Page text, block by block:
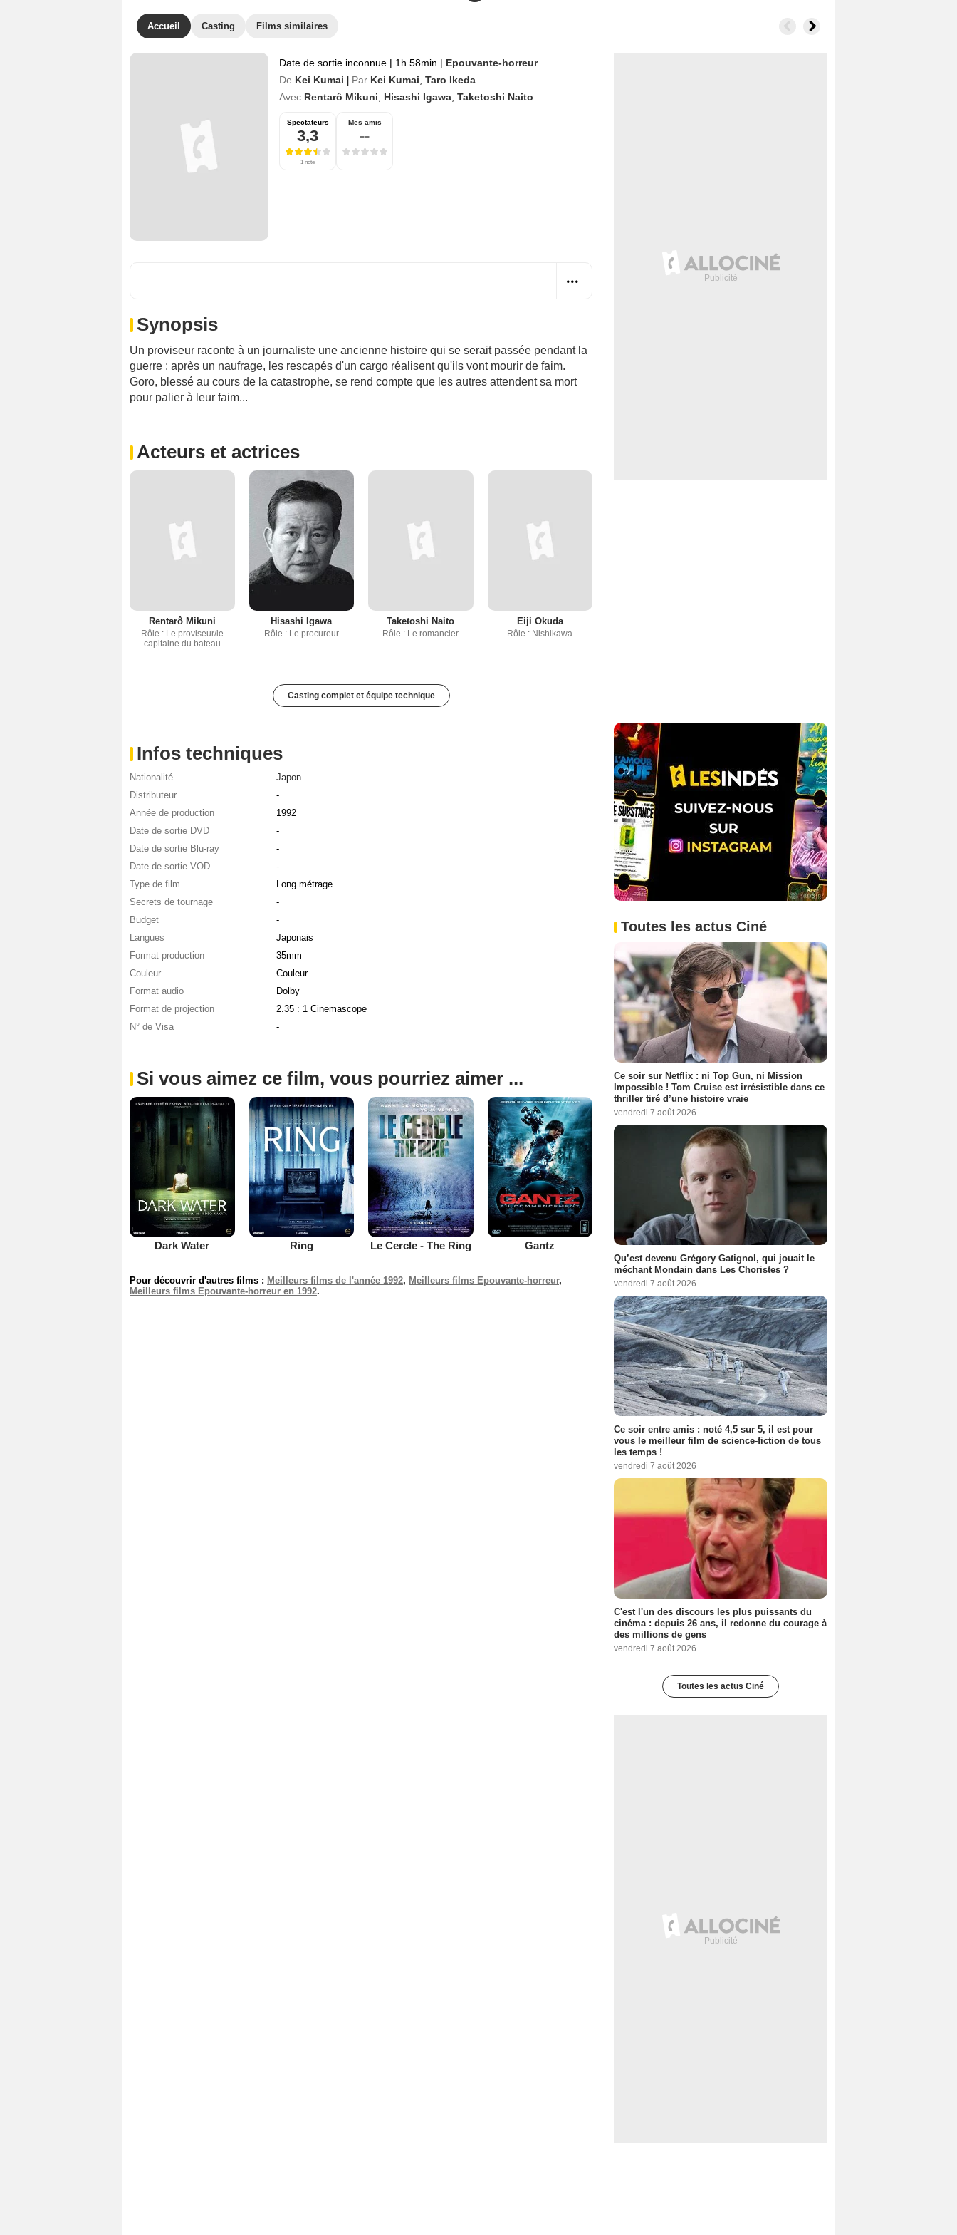
Accueil Casting Films similaires
Date de sortie inconnue | 1h 58min | Epouvante-horreur
De Kei Kumai Par Kei Kumai Taro Ikeda
Avec Rentarô Mikuni Hisashi Igawa Taketoshi Naito
Spectateurs
3,3
1 note
Mes amis
--
Synopsis
Un proviseur raconte à un journaliste une ancienne histoire qui se serait passée pendant la
guerre : après un naufrage, les rescapés d'un cargo réalisent qu'ils vont mourir de faim.
Goro, blessé au cours de la catastrophe, se rend compte que les autres attendent sa mort
pour palier à leur faim...
Acteurs et actrices
Rentarô Mikuni
Rôle : Le proviseur/le
capitaine du bateau
Hisashi Igawa
Rôle : Le procureur
Taketoshi Naito
Rôle : Le romancier
Eiji Okuda
Rôle : Nishikawa
Casting complet et équipe technique
Infos techniques
Nationalité
Japon
Distributeur
-
Année de production
1992
Date de sortie DVD
-
Date de sortie Blu-ray
-
Date de sortie VOD
-
Type de film
Long métrage
Secrets de tournage
-
Budget
-
Langues
Japonais
Format production
35mm
Couleur
Couleur
Format audio
Dolby
Format de projection
2.35 : 1 Cinemascope
N° de Visa
-
Si vous aimez ce film, vous pourriez aimer ...
Dark Water Ring Le Cercle - The Ring Gantz
Pour découvrir d'autres films : Meilleurs films de l'année 1992, Meilleurs films Epouvante-horreur,
Meilleurs films Epouvante-horreur en 1992.
Toutes les actus Ciné
Ce soir sur Netflix : ni Top Gun, ni Mission
Impossible ! Tom Cruise est irrésistible dans ce
thriller tiré d’une histoire vraie
vendredi 7 août 2026
Qu’est devenu Grégory Gatignol, qui jouait le
méchant Mondain dans Les Choristes ?
vendredi 7 août 2026
Ce soir entre amis : noté 4,5 sur 5, il est pour
vous le meilleur film de science-fiction de tous
les temps !
vendredi 7 août 2026
C'est l'un des discours les plus puissants du
cinéma : depuis 26 ans, il redonne du courage à
des millions de gens
vendredi 7 août 2026
Toutes les actus Ciné